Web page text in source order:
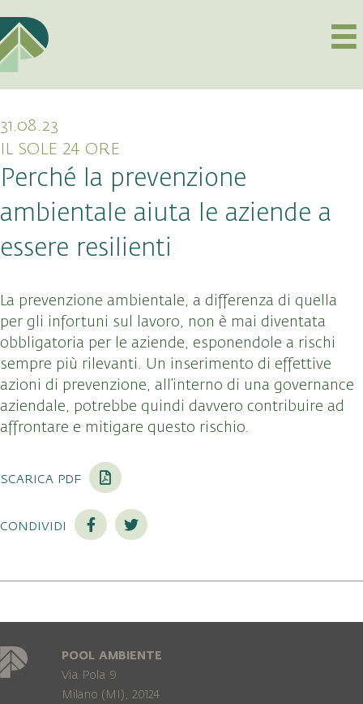
31.08.23
IL SOLE 24 ORE
Perché la prevenzione
ambientale aiuta le aziende a
essere resilienti
La prevenzione ambientale, a differenza di quella
per gli infortuni sul lavoro, non è mai diventata
obbligatoria per le aziende, esponendole a rischi
sempre più rilevanti. Un inserimento di effettive
azioni di prevenzione, all’interno di una governance
aziendale, potrebbe quindi davvero contribuire ad
affrontare e mitigare questo rischio.
scarica pdf
condividi
POOL AMBIENTE
Via Pola 9
Milano (MI), 20124